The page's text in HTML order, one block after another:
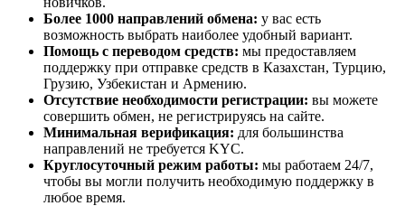
Более 1000 направлений обмена: у вас есть
возможность выбрать наиболее удобный вариант.
Помощь с переводом средств: мы предоставляем
поддержку при отправке средств в Казахстан, Турцию,
Грузию, Узбекистан и Армению.
Отсутствие необходимости регистрации: вы можете
совершить обмен, не регистрируясь на сайте.
Минимальная верификация: для большинства
направлений не требуется KYC.
Круглосуточный режим работы: мы работаем 24/7,
чтобы вы могли получить необходимую поддержку в
любое время.